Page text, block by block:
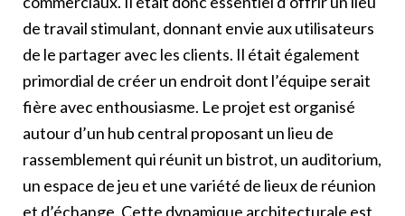
de travail stimulant, donnant envie aux utilisateurs
de le partager avec les clients. Il était également
primordial de créer un endroit dont l’équipe serait
fière avec enthousiasme. Le projet est organisé
autour d’un hub central proposant un lieu de
rassemblement qui réunit un bistrot, un auditorium,
un espace de jeu et une variété de lieux de réunion
et d’échange. Cette dynamique architecturale est